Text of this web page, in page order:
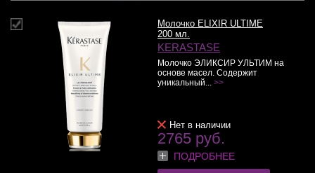
Молочко ELIXIR ULTIME
200 мл.
KERASTASE
Молочко ЭЛИКСИР УЛЬТИМ на
основе масел. Содержит
уникальный... >>
Нет в наличии
2765 руб.
ПОДРОБНЕЕ